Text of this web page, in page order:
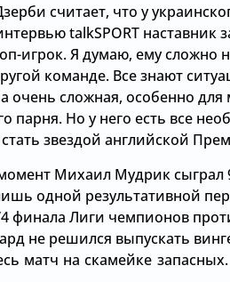
считает, что у
talkSPORT наставник
игрок. Я думаю, ему сложно
команде. Все знают
очень сложная, особенно для
парня. Но у него есть все
звездой английской
Михаил Мудрик сыграл
одной результативной
финала Лиги чемпионов
не решился выпускать
матч на скамейке запасных.